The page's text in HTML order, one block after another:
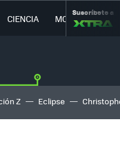
CIENCIA MOVILIDAD
Suscríbete a
Z Eclipse